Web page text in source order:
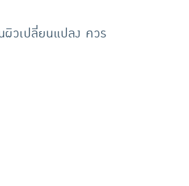
ผิวเปลี่ยนแปลง ควร